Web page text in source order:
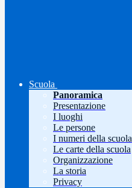
Scuola
Panoramica
Presentazione
I luoghi
Le persone
I numeri della scuola
Le carte della scuola
Organizzazione
La storia
Privacy